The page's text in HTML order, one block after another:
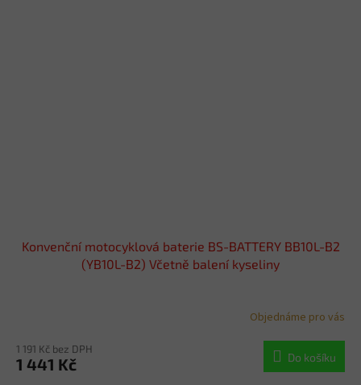
Konvenční motocyklová baterie BS-BATTERY BB10L-B2
(YB10L-B2) Včetně balení kyseliny
Objednáme pro vás
1 191 Kč bez DPH
1 441 Kč Do košíku